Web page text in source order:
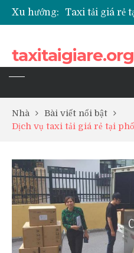
Xu hướng:
taxitaigiare.org
Nhà
Bài viết nổi bật
Dịch vụ taxi tải giá rẻ tại